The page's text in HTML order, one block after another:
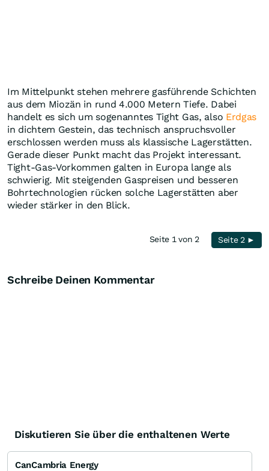
Im Mittelpunkt stehen mehrere gasführende Schichten
aus dem Miozän in rund 4.000 Metern Tiefe. Dabei
handelt es sich um sogenanntes Tight Gas, also Erdgas
in dichtem Gestein, das technisch anspruchsvoller
erschlossen werden muss als klassische Lagerstätten.
Gerade dieser Punkt macht das Projekt interessant.
Tight-Gas-Vorkommen galten in Europa lange als
schwierig. Mit steigenden Gaspreisen und besseren
Bohrtechnologien rücken solche Lagerstätten aber
wieder stärker in den Blick.
Seite 1 von 2 Seite 2 ►
Schreibe Deinen Kommentar
Diskutieren Sie über die enthaltenen Werte
CanCambria Energy